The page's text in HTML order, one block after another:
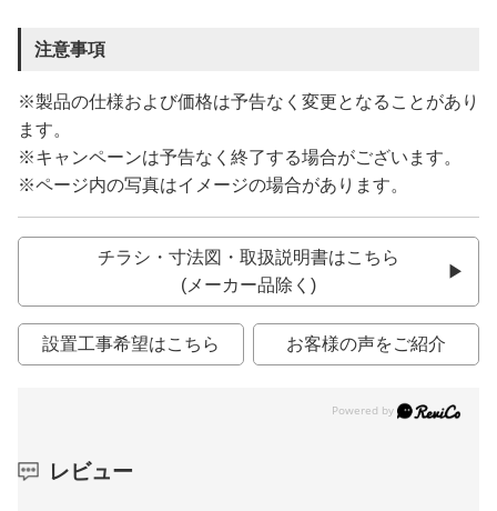
注意事項
※製品の仕様および価格は予告なく変更となることがあり
ます。
※キャンペーンは予告なく終了する場合がございます。
※ページ内の写真はイメージの場合があります。
チラシ・寸法図・取扱説明書はこちら
(メーカー品除く)
設置工事希望はこちら お客様の声をご紹介
レビュー